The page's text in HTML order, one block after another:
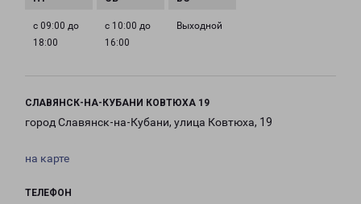
с 09:00 до
18:00
с 10:00 до
16:00
Выходной
СЛАВЯНСК-НА-КУБАНИ КОВТЮХА 19
город Славянск-на-Кубани, улица Ковтюха, 19
на карте
ТЕЛЕФОН